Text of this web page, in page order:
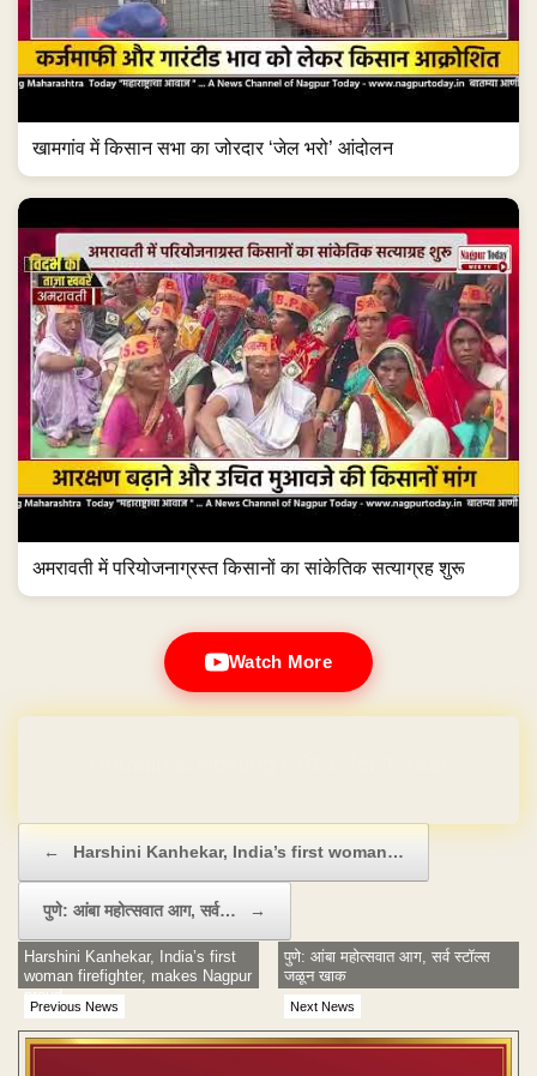
खामगांव में किसान सभा का जोरदार ‘जेल भरो’ आंदोलन
अमरावती में परियोजनाग्रस्त किसानों का सांकेतिक सत्याग्रह शुरू
Watch More
← Harshini Kanhekar, India’s first woman…
पुणे: आंबा महोत्सवात आग, सर्व… →
Previous News
Harshini Kanhekar, India’s first
woman firefighter, makes Nagpur
proud
Next News
पुणे: आंबा महोत्सवात आग, सर्व स्टॉल्स
जळून खाक